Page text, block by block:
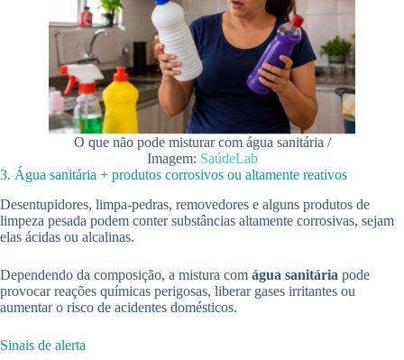
O que não pode misturar com água sanitária /
Imagem: SaúdeLab
3. Água sanitária + produtos corrosivos ou altamente reativos
Desentupidores, limpa-pedras, removedores e alguns produtos de
limpeza pesada podem conter substâncias altamente corrosivas, sejam
elas ácidas ou alcalinas.
Dependendo da composição, a mistura com água sanitária pode
provocar reações químicas perigosas, liberar gases irritantes ou
aumentar o risco de acidentes domésticos.
Sinais de alerta